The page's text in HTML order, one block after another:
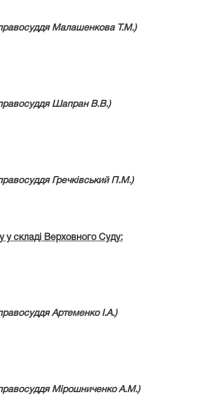
Малашенкова Т.М.)
Шапран В.В.)
Гречківський П.М.)
у складі Верховного Суду:
Артеменко І.А.)
Мірошниченко А.М.)